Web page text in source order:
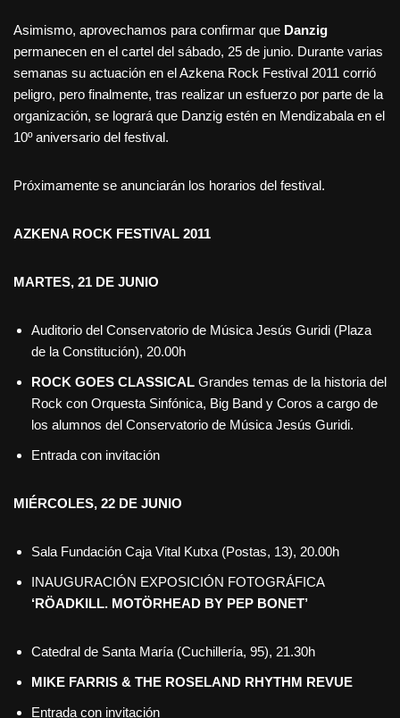
Asimismo, aprovechamos para confirmar que Danzig
permanecen en el cartel del sábado, 25 de junio. Durante varias
semanas su actuación en el Azkena Rock Festival 2011 corrió
peligro, pero finalmente, tras realizar un esfuerzo por parte de la
organización, se logrará que Danzig estén en Mendizabala en el
10º aniversario del festival.
Próximamente se anunciarán los horarios del festival.
AZKENA ROCK FESTIVAL 2011
MARTES, 21 DE JUNIO
Auditorio del Conservatorio de Música Jesús Guridi (Plaza
de la Constitución), 20.00h
ROCK GOES CLASSICAL Grandes temas de la historia del
Rock con Orquesta Sinfónica, Big Band y Coros a cargo de
los alumnos del Conservatorio de Música Jesús Guridi.
Entrada con invitación
MIÉRCOLES, 22 DE JUNIO
Sala Fundación Caja Vital Kutxa (Postas, 13), 20.00h
INAUGURACIÓN EXPOSICIÓN FOTOGRÁFICA
‘RÖADKILL. MOTÖRHEAD BY PEP BONET’
Catedral de Santa María (Cuchillería, 95), 21.30h
MIKE FARRIS & THE ROSELAND RHYTHM REVUE
Entrada con invitación